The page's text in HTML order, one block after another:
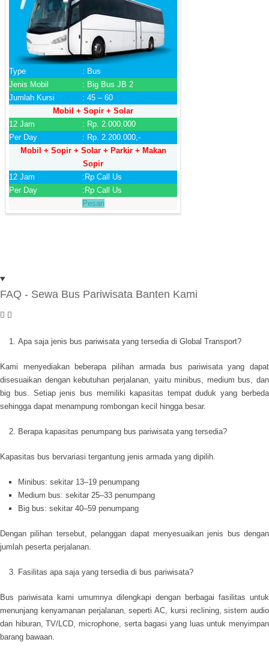
Type
: Bus
Jenis Mobil
: Big Bus JB 2
Jumlah Kursi
: 45 – 60
Mobil + Sopir + Solar
12 Jam
: Rp. 2.000.000
Per Day
: Rp. 2.200.000,-
Mobil + Sopir + Solar + Parkir + Makan
Sopir
12 Jam
:Rp Call Us
Per Day
:Rp Call Us
Pesan
FAQ - Sewa Bus Pariwisata Banten Kami
Apa saja jenis bus pariwisata yang tersedia di Global Transport?
Kami menyediakan beberapa pilihan armada bus pariwisata yang dapat
disesuaikan dengan kebutuhan perjalanan, yaitu minibus, medium bus, dan
big bus. Setiap jenis bus memiliki kapasitas tempat duduk yang berbeda
sehingga dapat menampung rombongan kecil hingga besar.
Berapa kapasitas penumpang bus pariwisata yang tersedia?
Kapasitas bus bervariasi tergantung jenis armada yang dipilih.
Minibus: sekitar 13–19 penumpang
Medium bus: sekitar 25–33 penumpang
Big bus: sekitar 40–59 penumpang
Dengan pilihan tersebut, pelanggan dapat menyesuaikan jenis bus dengan
jumlah peserta perjalanan.
Fasilitas apa saja yang tersedia di bus pariwisata?
Bus pariwisata kami umumnya dilengkapi dengan berbagai fasilitas untuk
menunjang kenyamanan perjalanan, seperti AC, kursi reclining, sistem audio
dan hiburan, TV/LCD, microphone, serta bagasi yang luas untuk menyimpan
barang bawaan.